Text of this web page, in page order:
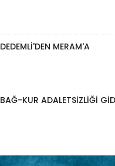
DEDEMLİ'DEN MERAM'A
BAĞ-KUR ADALETSİZLİĞİ